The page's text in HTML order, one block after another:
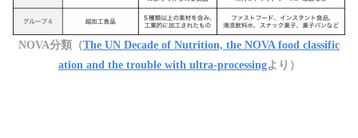
NOVA分類（The UN Decade of Nutrition, the NOVA food classific
ation and the trouble with ultra-processingより）